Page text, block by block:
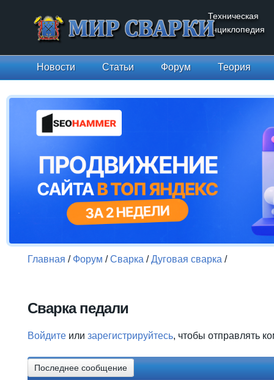
Техническая
энциклопедия
Новости Статьи Форум Теория
Главная / Форум /Сварка /Дуговая сварка /
Сварка педали
Войдите или зарегистрируйтесь, чтобы отправлять
Последнее сообщение